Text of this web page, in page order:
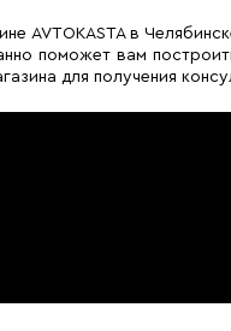
AVTOKASTA в
поможет вам
для получения